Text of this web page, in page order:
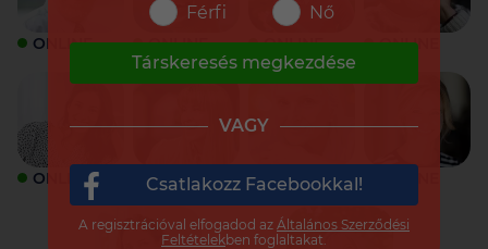
ONLINE ONLINE ONLINE ONLINE
ONLINE ONLINE ONLINE
Férfi
Nő
Társkeresés megkezdése
VAGY
Csatlakozz Facebookkal!
A regisztrációval elfogadod az Általános Szerződési
Feltételekben foglaltakat.